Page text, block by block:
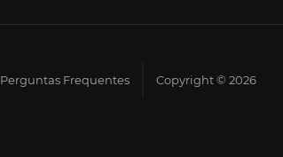
Perguntas Frequentes Copyright © 2026